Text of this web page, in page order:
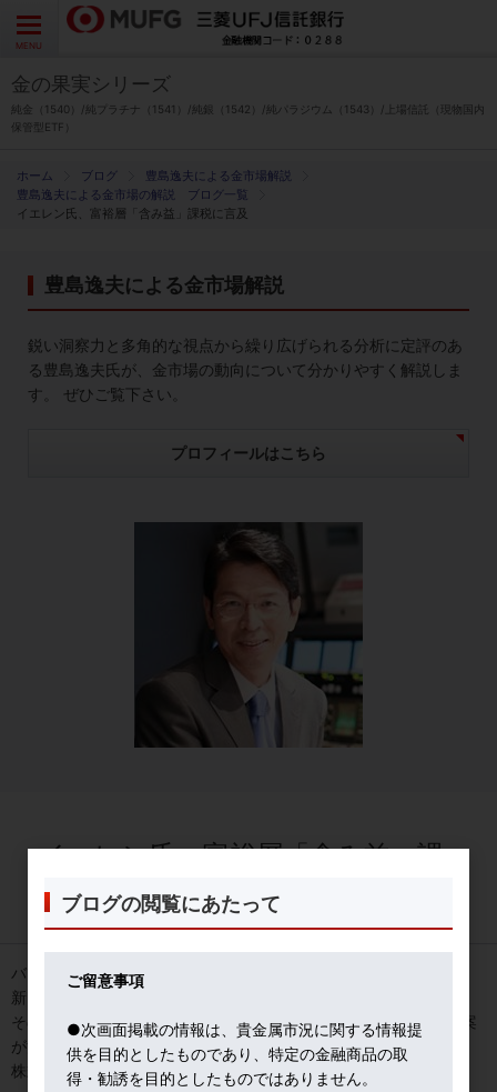
CLOSE
MENU
ブログ
豊島逸夫による金市場解説
豊島逸夫による金市場の解説 ブログ一覧
イエレン氏、富裕層「含み益」課税に言及
豊島逸夫による金市場解説
鋭い洞察力と多角的な視点から繰り広げられる分析に定評のあ
る豊島逸夫氏が、金市場の動向について分かりやすく解説しま
す。 ぜひご覧下さい。
プロフィールはこちら
イエレン氏、富裕層「含み益」課
税に言及
2021年10月27日
バイデン政権は、党内反対意見により法人税増税を断念したので、
新たな財源を模索している。
その一つの選択肢として富豪保有資産の「含み益」にも課税する案
が浮上してきた。
株式市場では気になる話題だ。
金の果実シリーズ
純金（1540）/純プラチナ（1541）/純銀（1542）/純パラジウム（1543）/上場信託（現物国内
保管型ETF）
金の果実シリーズとは
特徴とメリット
各種お手続き
ブログ
よくあるご質問 お問い合わせ
ブログの閲覧にあたって
ご留意事項
●次画面掲載の情報は、貴金属市況に関する情報提
供を目的としたものであり、特定の金融商品の取
得・勧誘を目的としたものではありません。